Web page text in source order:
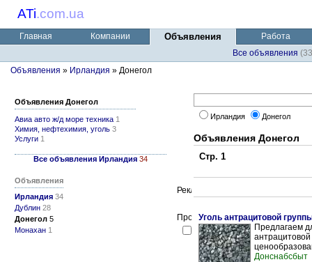
ATi.com.ua
Главная Компании Объявления
Работа
Все объявления
Объявления » Ирландия » Донегол
Объявления Донегол
Авиа авто ж/д море техника 1
Химия, нефтехимия, уголь 3
Услуги 1
Все объявления Ирландия 34
Объявления
Ирландия 34
Дублин 28
Донегол 5
Монахан 1
Ирландия Донегол
Объявления Донегол
Стр. 1
Уголь антрацитовой
Предлагаем
Донснабсбыт